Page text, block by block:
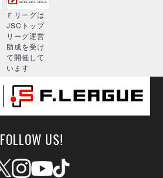
Ｆリーグは
JSCトップ
リーグ運営
助成を受け
て開催して
います
FOLLOW US!